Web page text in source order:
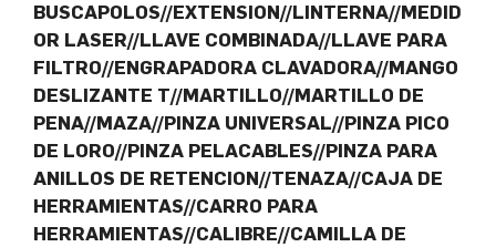
BUSCAPOLOS//EXTENSION//LINTERNA//MEDID
OR LASER//LLAVE COMBINADA//LLAVE PARA
FILTRO//ENGRAPADORA CLAVADORA//MANGO
DESLIZANTE T//MARTILLO//MARTILLO DE
PENA//MAZA//PINZA UNIVERSAL//PINZA PICO
DE LORO//PINZA PELACABLES//PINZA PARA
ANILLOS DE RETENCION//TENAZA//CAJA DE
HERRAMIENTAS//CARRO PARA
HERRAMIENTAS//CALIBRE//CAMILLA DE